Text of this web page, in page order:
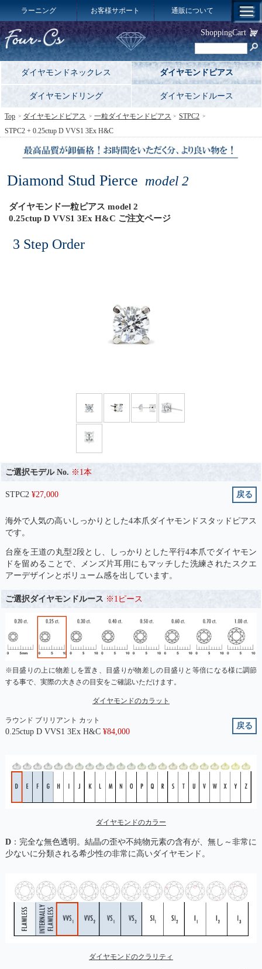
ラーニング お客様サポート 通販について
ダイヤモンドネックレス ダイヤモンドピアス
ダイヤモンドリング ダイヤモンドルース
Diamond Stud Pierce model 2
ダイヤモンド一粒ピアス model 2
0.25ctup D VVS1 3Ex H&C ご注文ページ
3 Step Order
ご選択モデル No. ※1本
STPC2 ¥27,000 戻る
海外で人気の高いしっかりとした4本爪ダイヤモンドスタッドピアス
です。
台座を王道の丸型2段とし、しっかりとした平行4本爪でダイヤモン
ドを留めることで、メンズ片耳用にもマッチした洗練されたスクエ
アーデザインとボリューム感を出しています。
ご選択ダイヤモンドルース ※1ピース
※目盛りの上に物差しを置き、目盛りが物差しの目盛りと等倍になる様に調節
する事で、実際の大きさの目安をご確認いただけます。
ダイヤモンドのカラット
ラウンド ブリリアント カット
0.25ctup D VVS1 3Ex H&C ¥84,000
戻る
ダイヤモンドのカラー
D：完全な無色透明。結晶の歪や不純物元素の含有が、無し～非常に
少ないに分類される希少性の非常に高いダイヤモンド。
ダイヤモンドのクラリティ
Top ダイヤモンドピアス 一粒ダイヤモンドピアス
STPC2
STPC2 + 0.25ctup D VVS1 3Ex H&C
ShoppingCart